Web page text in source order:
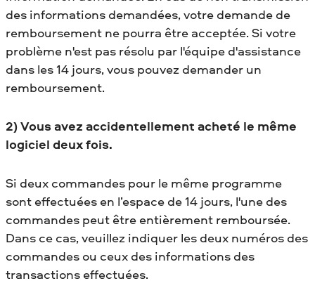
des informations demandées, votre demande de
remboursement ne pourra être acceptée. Si votre
problème n'est pas résolu par l'équipe d'assistance
dans les 14 jours, vous pouvez demander un
remboursement.
2) Vous avez accidentellement acheté le même
logiciel deux fois.
Si deux commandes pour le même programme
sont effectuées en l’espace de 14 jours, l'une des
commandes peut être entièrement remboursée.
Dans ce cas, veuillez indiquer les deux numéros des
commandes ou ceux des informations des
transactions effectuées.